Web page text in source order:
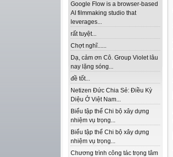
Google Flow is a browser-based
AI filmmaking studio that
leverages...
rất tuyệt...
Chợt nghĩ......
Dạ, cảm ơn Cô. Group Violet lâu
nay lặng sóng...
đề tốt...
Netizen Đức Chia Sẻ: Điều Kỳ
Diệu Ở Việt Nam...
Biểu tập thể Chi bộ xây dựng
nhiệm vụ trọng...
Biểu tập thể Chi bộ xây dựng
nhiệm vụ trọng...
Chương trình công tác trọng tâm